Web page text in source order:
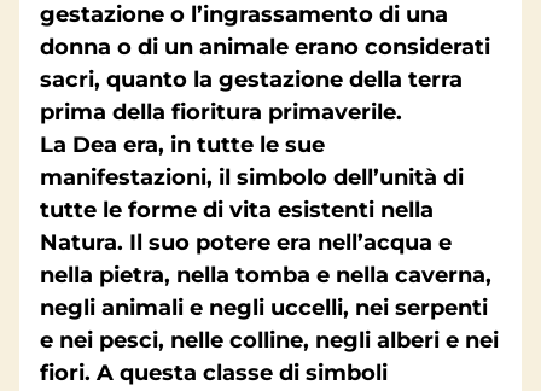
gestazione o l’ingrassamento di una
donna o di un animale erano considerati
sacri, quanto la gestazione della terra
prima della fioritura primaverile.
La Dea era, in tutte le sue
manifestazioni, il simbolo dell’unità di
tutte le forme di vita esistenti nella
Natura. Il suo potere era nell’acqua e
nella pietra, nella tomba e nella caverna,
negli animali e negli uccelli, nei serpenti
e nei pesci, nelle colline, negli alberi e nei
fiori. A questa classe di simboli